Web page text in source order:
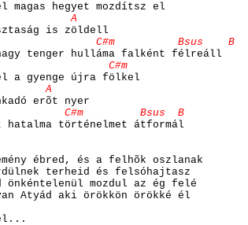
magas hegyet mozdítsz el
is zöldell
Bsus B
tenger hulláma falként félreáll
C#m
a gyenge újra fölkel
erõt nyer
Bsus B
hatalma történelmet átformál
ébred, és a felhõk oszlanak
terheid és felsóhajtasz
önkéntelenül mozdul az ég felé
Atyád aki örökkön örökké él